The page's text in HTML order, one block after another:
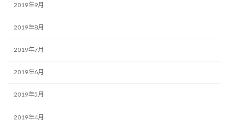
2019年9月
2019年8月
2019年7月
2019年6月
2019年5月
2019年4月